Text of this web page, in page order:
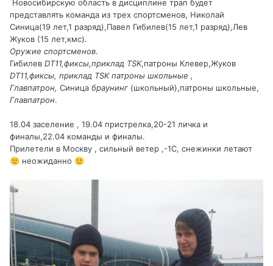
Новосибирскую область в дисциплине трап будет
представлять команда из трех спортсменов, Николай
Синица(19 лет,1 разряд),Павел Гибилев(15 лет,1 разряд),Лев
Жуков (15 лет,кмс).
Оружие спортсменов.
Гибилев DT11,фиксы,приклад TSK,патроны Клевер,Жуков
DT11,фиксы, приклад TSK патроны школьные ,
Главпатрон, Синица браунинг (школьный),патроны школьные,
Главпатрон.
18.04 заселение , 19.04 пристрелка,20-21 личка и
финалы,22.04 команды и финалы.
Прилетели в Москву , сильный ветер ,-1С, снежинки летают
🙂 неожиданно 🙂